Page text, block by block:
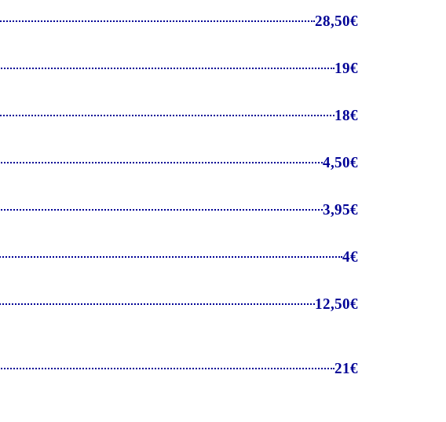
28,50€
19€
18€
4,50€
3,95€
4€
12,50€
21€